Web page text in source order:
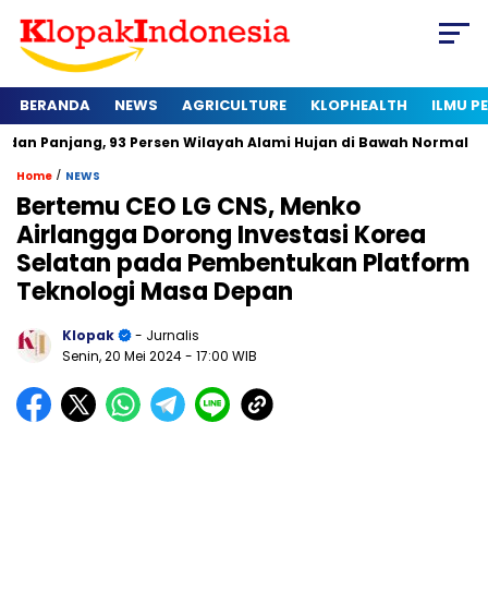
BERANDA NEWS AGRICULTURE KLOPHEALTH ILMU
93 Persen Wilayah Alami Hujan di Bawah Normal Kapan
Home / NEWS
Bertemu CEO LG CNS, Menko
Airlangga Dorong Investasi Korea
Selatan pada Pembentukan Platform
Teknologi Masa Depan
Klopak
- Jurnalis
Senin, 20 Mei 2024- 17:00 WIB